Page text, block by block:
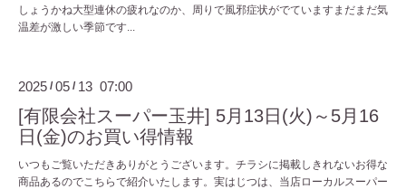
しょうかね大型連休の疲れなのか、周りで風邪症状がでていますまだまだ気
温差が激しい季節です...
2025 /05 / 13 07:00
[有限会社スーパー玉井] 5月13日(火)～5月16
日(金)のお買い得情報
いつもご覧いただきありがとうございます。チラシに掲載しきれないお得な
商品あるのでこちらで紹介いたします。実はじつは、当店ローカルスーパー